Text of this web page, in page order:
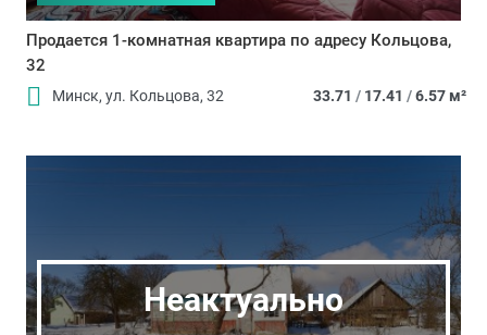
Продается 1-комнатная квартира по адресу Кольцова,
32
Минск, ул. Кольцова, 32 33.71 / 17.41 /6.57 м²
Неактуально